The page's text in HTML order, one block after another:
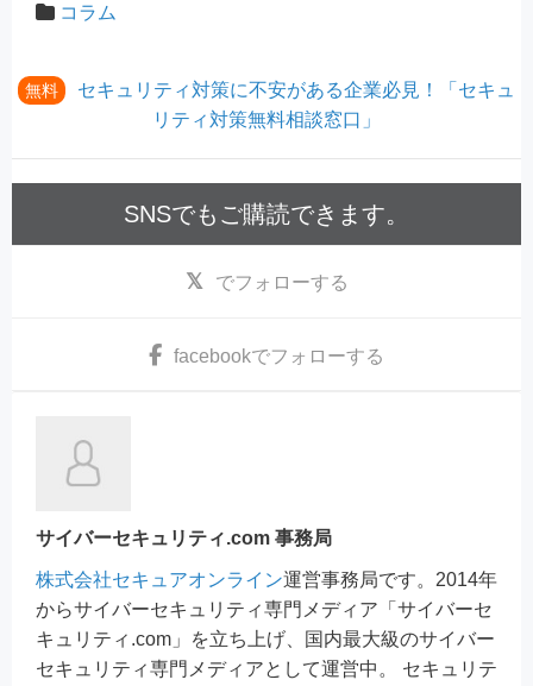
コラム
無料
セキュリティ対策に不安がある企業必見！「セキュ
リティ対策無料相談窓口」
SNSでもご購読できます。
でフォローする
facebookでフォローする
サイバーセキュリティ.com 事務局
株式会社セキュアオンライン運営事務局です。2014年
からサイバーセキュリティ専門メディア「サイバーセ
キュリティ.com」を立ち上げ、国内最大級のサイバー
セキュリティ専門メディアとして運営中。 セキュリテ